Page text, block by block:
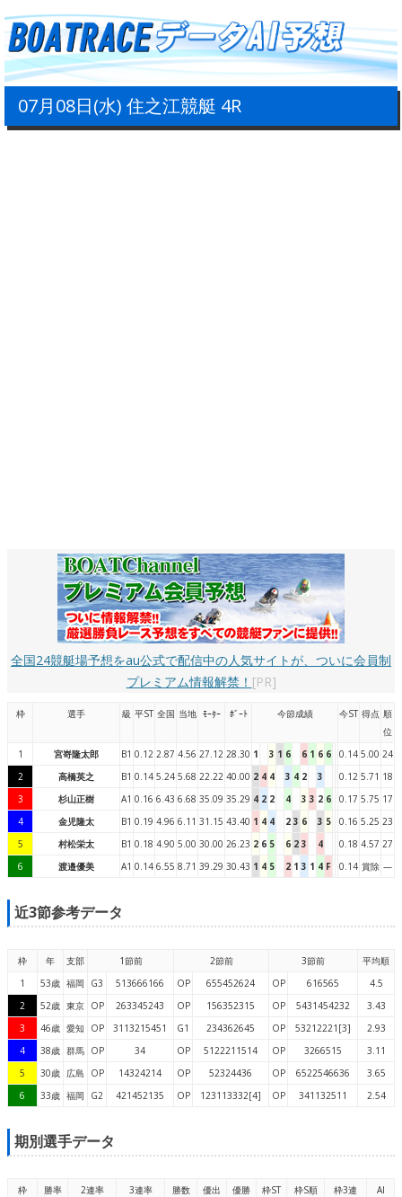
07月08日(水) 住之江競艇 4R
全国24競艇場予想をau公式で配信中の人気サイトが、ついに会員制
プレミアム情報解禁！ [PR]
枠 選手 級 平ST 全国 当地 ﾓｰﾀｰ ﾎﾞｰﾄ 今節成績 今ST 得点 順
位
1
宮嵜隆太郎 B1 0.12 2.87 4.56 27.12 28.30 1 3 1 6 6 1 6 6 0.14 5.00 24
2
高橋英之 B1 0.14 5.24 5.68 22.22 40.00 2 4 4 3 4 2 3 0.12 5.71 18
3
杉山正樹 A1 0.16 6.43 6.68 35.09 35.29 4 2 2 4 3 3 2 6 0.17 5.75 17
4
金児隆太 B1 0.19 4.96 6.11 31.15 43.40 1 4 4 2 3 6 3 5 0.16 5.25 23
5
村松栄太 B1 0.18 4.90 5.00 30.00 26.23 2 6 5 6 2 3 4 0.18 4.57 27
6
渡邉優美 A1 0.14 6.55 8.71 39.29 30.43 1 4 5 2 1 3 1 4 F 0.14 賞除 —
近3節参考データ
枠 年 支部 1節前 2節前 3節前
平均順
1
53歳 福岡 G3 513666166 OP 655452624 OP 616565
4.5
2
52歳 東京 OP 263345243 OP 156352315 OP 5431454232
3.43
3
46歳 愛知 OP 3113215451 G1 234362645 OP 53212221[3]
2.93
4
38歳 群馬 OP 34 OP 5122211514 OP 3266515
3.11
5
30歳 広島 OP 14324214 OP 52324436 OP 6522546636
3.65
6
33歳 福岡 G2 421452135 OP 123113332[4] OP 341132511 2.54
期別選手データ
枠 勝率 2連率 3連率 勝数 優出 優勝 枠ST 枠S順 枠3連
AI